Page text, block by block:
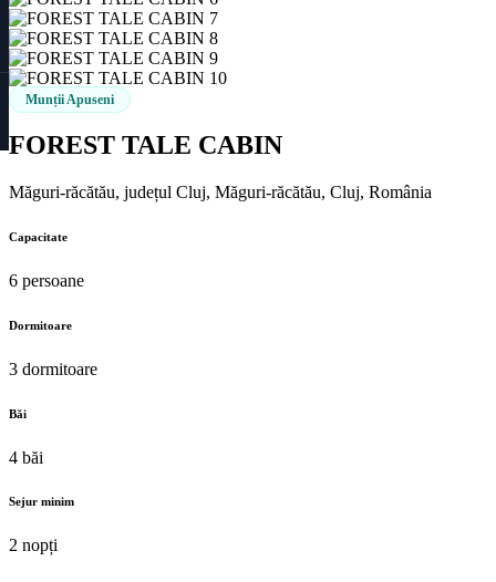
Munții Apuseni
FOREST TALE CABIN
Măguri-răcătău, județul Cluj, Măguri-răcătău, Cluj, România
Capacitate
6 persoane
Dormitoare
3 dormitoare
Băi
4 băi
Sejur minim
2 nopți